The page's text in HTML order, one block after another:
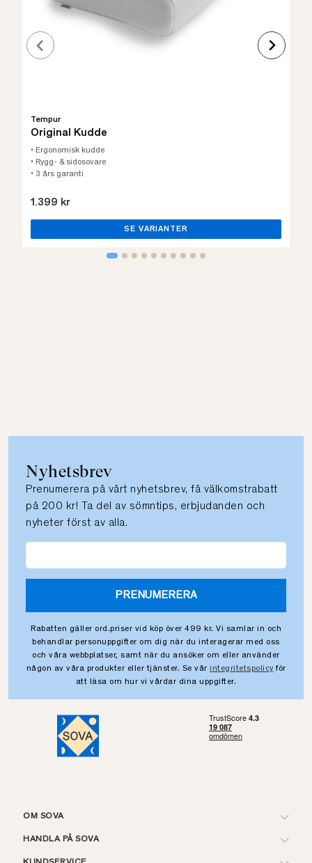
Tempur
Original Kudde
• Ergonomisk kudde
• Rygg- & sidosovare
• 3 års garanti
1.399 kr
SE VARIANTER
Nyhetsbrev
Prenumerera på vårt nyhetsbrev, få välkomstrabatt
på 200 kr! Ta del av sömntips, erbjudanden och
nyheter först av alla.
PRENUMERERA
Rabatten gäller ord.priser vid köp över 499 kr. Vi samlar in och
behandlar personuppgifter om dig när du interagerar med oss
och våra webbplatser, samt när du ansöker om eller använder
någon av våra produkter eller tjänster. Se vår integritetspolicy för
att läsa om hur vi vårdar dina uppgifter.
OM SOVA
HANDLA PÅ SOVA